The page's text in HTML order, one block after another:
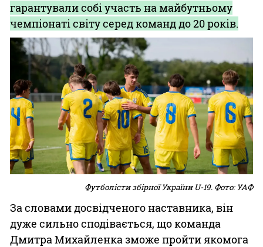
гарантували собі участь на майбутньому
чемпіонаті світу серед команд до 20 років.
Футболісти збірної України U-19. Фото: УАФ
За словами досвідченого наставника, він
дуже сильно сподівається, що команда
Дмитра Михайленка зможе пройти якомога